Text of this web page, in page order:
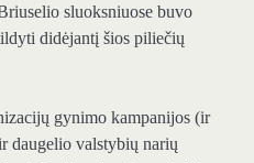
sluoksniuose buvo
didėjantį šios piliečių
gynimo kampanijos (ir
daugelio valstybių narių